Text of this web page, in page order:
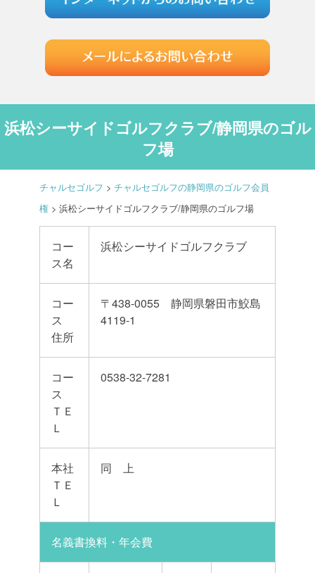
浜松シーサイドゴルフクラブ/静岡県のゴル
フ場
チャルセゴルフ > チャルセゴルフの静岡県のゴルフ会員
権 > 浜松シーサイドゴルフクラブ/静岡県のゴルフ場
コー
ス名
浜松シーサイドゴルフクラブ
コー
ス
住所
〒438-0055 静岡県磐田市鮫島
4119-1
コー
ス
ＴＥ
Ｌ
0538-32-7281
本社
ＴＥ
Ｌ
同 上
名義書換料・年会費